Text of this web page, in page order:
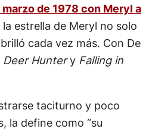
de 1978 con Meryl a
estrella de Meryl no solo
cada vez más. Con De
Deer Huntery Falling in
taciturno y poco
la define como “su